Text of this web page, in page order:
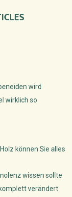
wird
wirklich so
können Sie alles
wissen sollte
verändert